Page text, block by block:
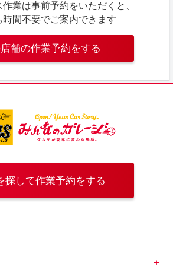
作業は事前予約をいただくと、
時間不要でご案内できます
舗の作業予約をする
探して作業予約をする